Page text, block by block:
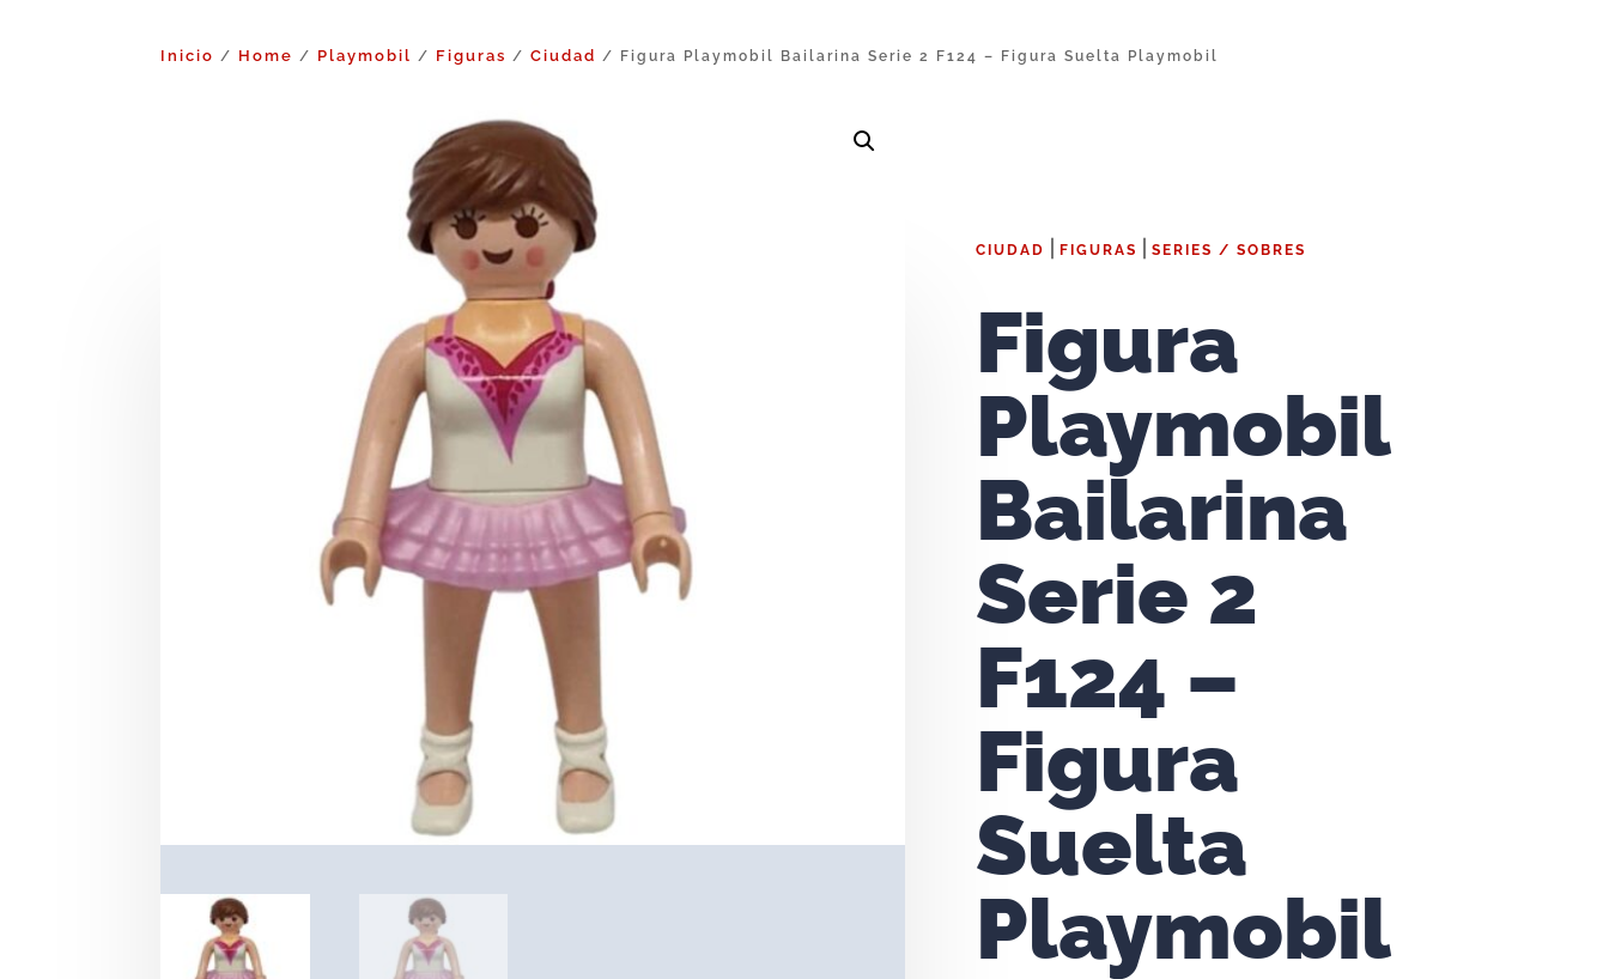
Inicio / Home / Playmobil / Figuras /Ciudad / Figura Playmobil Bailarina Serie 2 F124 – Figura Suelta Playmobil
CIUDAD FIGURAS SERIES / SOBRES
Figura
Playmobil
Bailarina
Serie 2
F124 –
Figura
Suelta
Playmobil